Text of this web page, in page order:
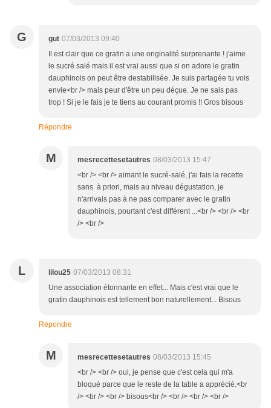
G gut 07/03/2013 09:40
Il est clair que ce gratin a une originalité surprenante ! j'aime
le sucré salé mais il est vrai aussi que si on adore le gratin
dauphinois on peut être destabilisée. Je suis partagée tu vois
envie<br /> mais peur d'être un peu déçue. Je ne sais pas
trop ! Si je le fais je te tiens au courant promis !! Gros bisous
Répondre
M mesrecettesetautres 08/03/2013 15:47
<br /> <br /> aimant le sucré-salé, j'ai fais la recette
sans à priori, mais au niveau dégustation, je
n'arrivais pas à ne pas comparer avec le gratin
dauphinois, pourtant c'est différent ...<br /> <br /> <br
/> <br />
L lilou25 07/03/2013 08:31
Une association étonnante en effet... Mais c'est vrai que le
gratin dauphinois est tellement bon naturellement... Bisous
Répondre
M mesrecettesetautres 08/03/2013 15:45
<br /> <br /> oui, je pense que c'est cela qui m'a
bloqué parce que le reste de la table a apprécié.<br
/> <br /> <br /> bisous<br /> <br /> <br /> <br />